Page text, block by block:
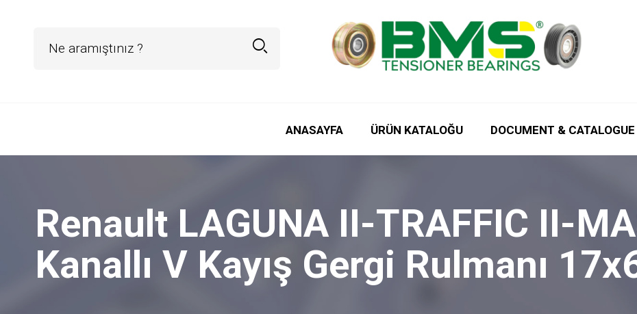
ANASAYFA ÜRÜN KATALOĞU DOCUMENT & CATALOGUE
Renault LAGUNA II-TRAFFIC II-
Kanallı V Kayış Gergi Rulmanı